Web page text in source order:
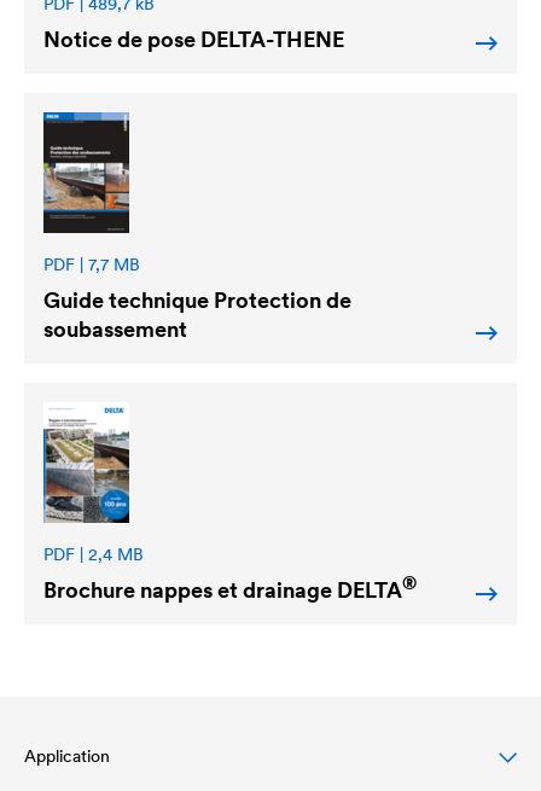
Notice de pose DELTA-THENE
PDF | 7,7 MB
Guide technique Protection de
soubassement
PDF | 2,4 MB
Brochure nappes et drainage DELTA®
Application